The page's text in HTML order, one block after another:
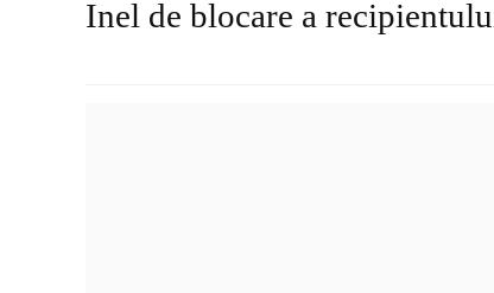
Inel de blocare a